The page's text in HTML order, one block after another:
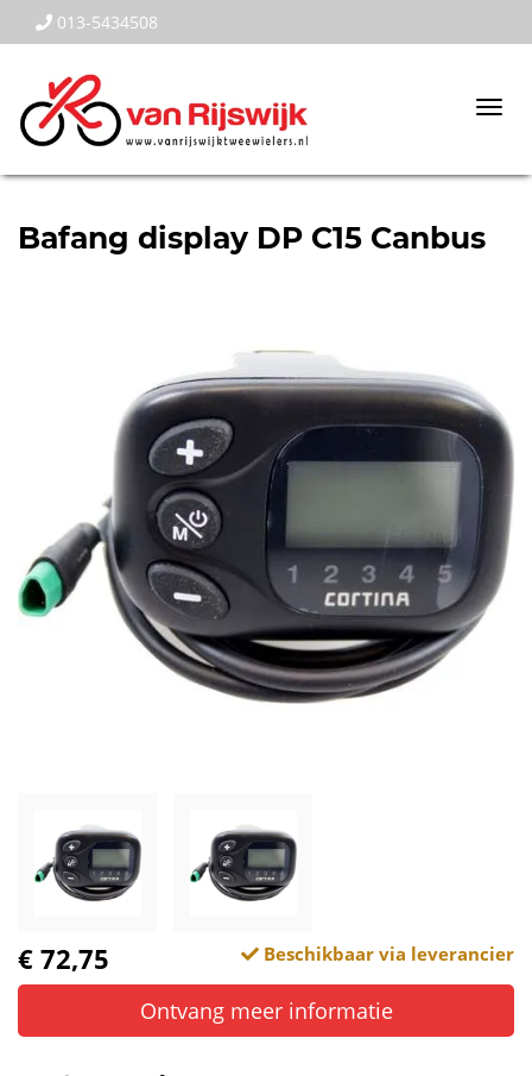
013-5434508
Bafang display DP C15 Canbus
€ 72,75 Beschikbaar via leverancier
Ontvang meer informatie